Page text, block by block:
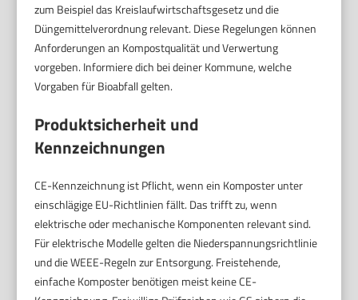
zum Beispiel das Kreislaufwirtschaftsgesetz und die
Düngemittelverordnung relevant. Diese Regelungen können
Anforderungen an Kompostqualität und Verwertung
vorgeben. Informiere dich bei deiner Kommune, welche
Vorgaben für Bioabfall gelten.
Produktsicherheit und
Kennzeichnungen
CE-Kennzeichnung ist Pflicht, wenn ein Komposter unter
einschlägige EU-Richtlinien fällt. Das trifft zu, wenn
elektrische oder mechanische Komponenten relevant sind.
Für elektrische Modelle gelten die Niederspannungsrichtlinie
und die WEEE-Regeln zur Entsorgung. Freistehende,
einfache Komposter benötigen meist keine CE-